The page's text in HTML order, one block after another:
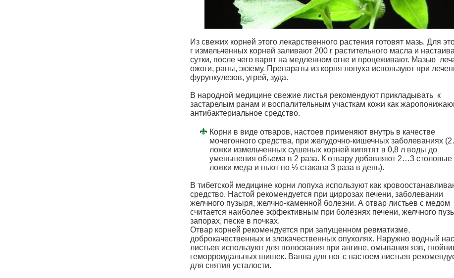
Из свежих корней этого лекарственного растения готовят мазь. Для
г измельченных корней заливают 200 г растительного масла и
сутки, после чего варят на медленном огне и процеживают. Мазью
ожоги, раны, экзему. Препараты из корня лопуха используют при
фурункулезов, угрей, зуда.
В народной медицине свежие листья рекомендуют прикладывать к
застарелым ранам и воспалительным участкам кожи как
антибактериальное средство.
Корни в виде отваров, настоев применяют внутрь в качестве
мочегонного средства, при желудочно-кишечных заболеваниях
ложки измельченных сушеных корней кипятят в 0,8 л воды до
уменьшения объема в 2 раза. К отвару добавляют 2…3 столовые
ложки меда и пьют по ½ стакана 3 раза в день).
В тибетской медицине корни лопуха используют как
средство. Настой рекомендуется при циррозах печени, заболевании
желчного пузыря, желчно-каменной болезни. А отвар листьев с медом
считается наиболее эффективным при болезнях печени, желчного
запорах, песке в почках.
Отвар корней рекомендуется при запущенном ревматизме,
доброкачественных и злокачественных опухолях. Наружно водный
листьев используют для полоскания при ангине, омывания язв,
геморроидальных шишек. Ванна для ног с настоем листьев
для снятия усталости.